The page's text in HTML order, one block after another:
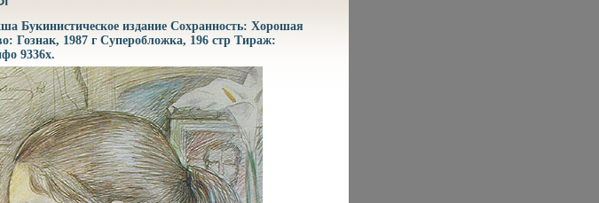
Букинистическое издание Сохранность: Хорошая
Гознак, 1987 г Суперобложка, 196 стр Тираж:
9336x.